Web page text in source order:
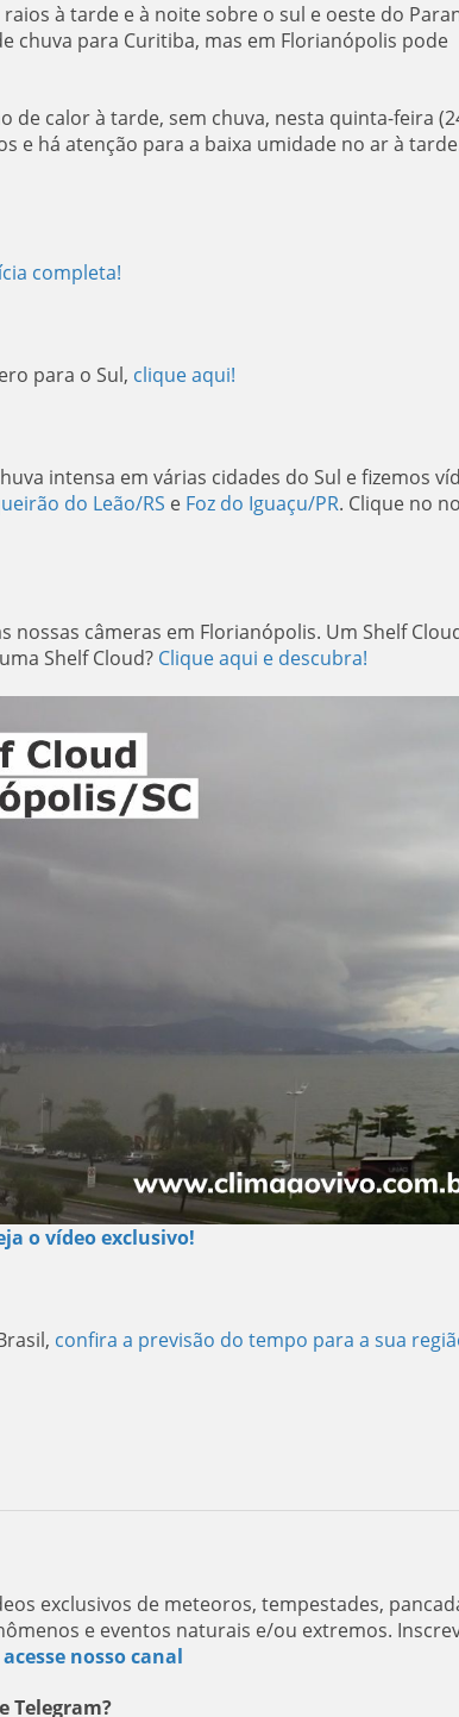
à tarde e à noite sobre o sul e oeste do
chuva para Curitiba, mas em Florianópolis pode
de calor à tarde, sem chuva, nesta quinta-feira
e há atenção para a baixa umidade no ar à
completa!
para o Sul, clique aqui!
intensa em várias cidades do Sul e fizemos
do Leão/RS e Foz do Iguaçu/PR. Clique no
nossas câmeras em Florianópolis. Um Shelf
Shelf Cloud? Clique aqui e descubra!
o vídeo exclusivo!
confira a previsão do tempo para a sua
exclusivos de meteoros, tempestades,
e eventos naturais e/ou extremos.
nosso canal
Telegram?